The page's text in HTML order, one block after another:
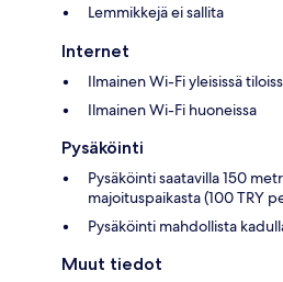
Lemmikkejä ei sallita
Internet
Ilmainen Wi-Fi yleisissä
Ilmainen Wi-Fi huoneissa
Pysäköinti
Pysäköinti saatavilla 150
majoituspaikasta (100 TRY
Pysäköinti mahdollista
Muut tiedot